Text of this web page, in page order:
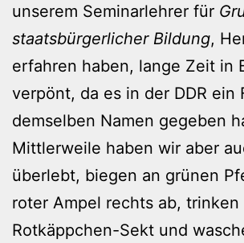
unserem Seminarlehrer für
staatsbürgerlicher Bildung,
erfahren haben, lange Zeit in
verpönt, da es in der DDR ein
demselben Namen gegeben
Mittlerweile haben wir aber
überlebt, biegen an grünen
roter Ampel rechts ab, trinken
Rotkäppchen-Sekt und